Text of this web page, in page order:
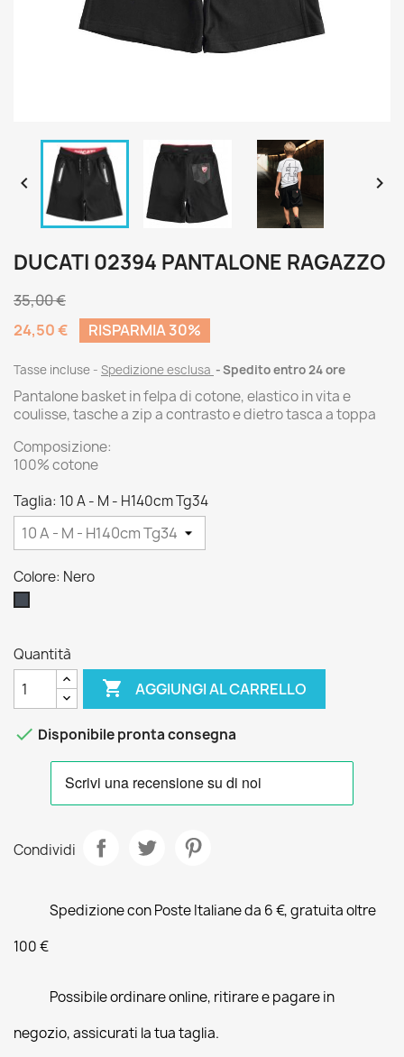
 
DUCATI 02394 PANTALONE RAGAZZO
35,00 €
24,50 €
RISPARMIA 30%
Tasse incluse Spedizione esclusa Spedito entro 24 ore
Pantalone basket in felpa di cotone, elastico in vita e
coulisse, tasche a zip a contrasto e dietro tasca a toppa
Composizione:
100% cotone
Taglia: 10 A - M - H140cm Tg34
Colore: Nero
Quantità
 AGGIUNGI AL CARRELLO
 Disponibile pronta consegna
Condividi
Spedizione con Poste Italiane da 6 €, gratuita oltre
100 €
Possibile ordinare online, ritirare e pagare in
negozio, assicurati la tua taglia.